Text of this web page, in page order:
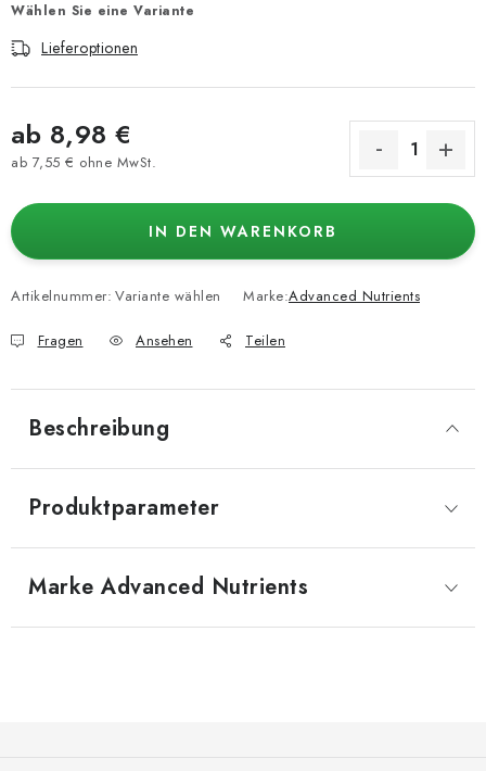
Wählen Sie eine Variante
Lieferoptionen
ab 8,98 €
ab 7,55 € ohne MwSt.
IN DEN WARENKORB
Artikelnummer: Variante wählen Marke:Advanced Nutrients
Fragen Ansehen Teilen
Beschreibung
Produktparameter
Marke Advanced Nutrients